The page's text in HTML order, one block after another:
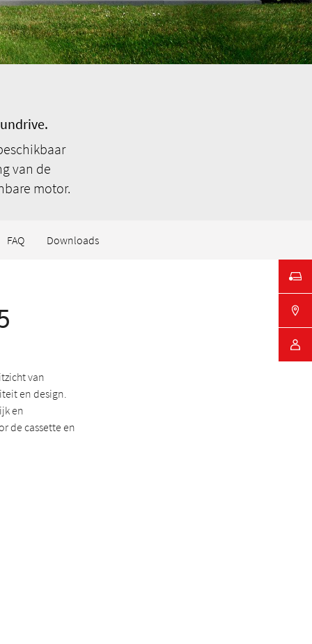
van de
motor.
FAQ Downloads
van
en design.
en
de cassette en